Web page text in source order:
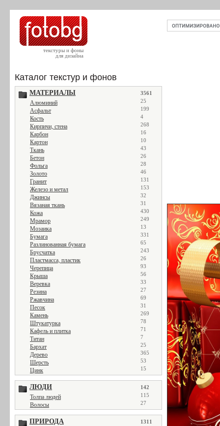
текстуры и фоны
для дизайна
Каталог текстур и фонов
МАТЕРИАЛЫ 3561
Алюминий 25
Асфальт 199
Кость 4
Кирпичи, стена 268
Карбон 16
Картон 10
Ткань 43
Бетон 26
Фольга 28
Золото 46
Гранит 131
Железо и метал 153
Джинсы 32
Вязаная ткань 31
Кожа 430
Мрамор 249
Мозаика 13
Бумага 331
Разлинованная бумага 65
Брусчатка 243
Пластмасса, пластик 26
Черепица 93
Крыша 56
Веревка 33
Резина 27
Ржавчина 69
Песок 31
Камень 269
Штукатурка 78
Кафель и плитка 71
Титан 7
Бархат 25
Дерево 365
Шерсть 53
Цинк 15
ЛЮДИ 142
Толпа людей 115
Волосы 27
ПРИРОДА 1311